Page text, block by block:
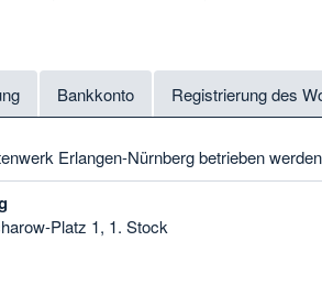
Bankkonto Registrierung des
Erlangen-Nürnberg betrieben
Platz 1, 1. Stock